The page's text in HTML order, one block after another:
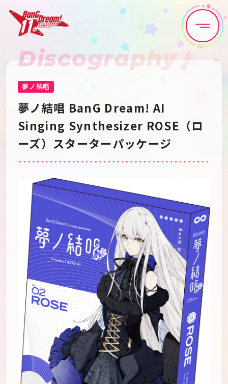
Home News
Live•Event
Artist Anime
Schedule
Goods
Discography
夢ノ結唱
夢ノ結唱 BanG Dream! AI
Singing Synthesizer ROSE（ロ
ーズ）スターターパッケージ